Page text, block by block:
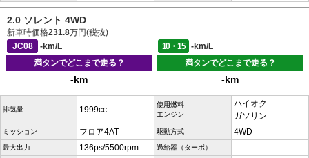
2.0 ソレント 4WD
新車時価格231.8万円(税抜)
JC08
-km/L 10・15
-km/L
満タンでどこまで走る？
-km
満タンでどこまで走る？
-km
排気量 1999cc
使用燃料
エンジン
ハイオク
ガソリン
ミッション フロア4AT 駆動方式 4WD
最大出力 136ps/5500rpm 過給器（ターボ） -